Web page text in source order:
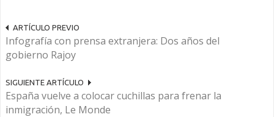
ARTÍCULO PREVIO
Infografía con prensa extranjera: Dos años del
gobierno Rajoy
SIGUIENTE ARTÍCULO
España vuelve a colocar cuchillas para frenar la
inmigración, Le Monde